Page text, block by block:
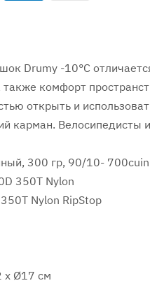
Drumy -10°C
комфорт
открыть и
карман. Велосипедисты
300 гр, 90/10- 700cuin
350T Nylon
Nylon RipStop
x Ø17 см